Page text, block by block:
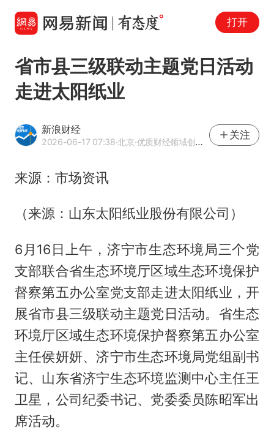
打开
省市县三级联动主题党日活动
走进太阳纸业
新浪财经
2026-06-17 07:38·北京·优质财经领域创作者
关注
来源：市场资讯
（来源：山东太阳纸业股份有限公司）
6月16日上午，济宁市生态环境局三个党
支部联合省生态环境厅区域生态环境保护
督察第五办公室党支部走进太阳纸业，开
展省市县三级联动主题党日活动。省生态
环境厅区域生态环境保护督察第五办公室
主任侯妍妍、济宁市生态环境局党组副书
记、山东省济宁生态环境监测中心主任王
卫星，公司纪委书记、党委委员陈昭军出
席活动。